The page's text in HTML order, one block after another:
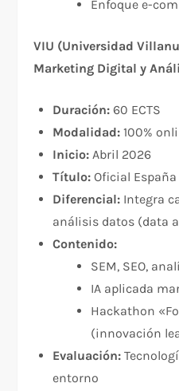
Enfoque e-
VIU (Universidad
Marketing Digital y
Duración: 60 ECTS
Modalidad: 100%
Inicio: Abril 2026
Título: Oficial España
Diferencial: Integra
análisis datos (data
Contenido:
SEM, SEO,
IA aplicada
Hackathon
(innovación
Evaluación:
entorno